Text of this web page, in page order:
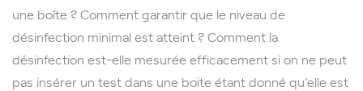
une boîte ? Comment garantir que le niveau de
désinfection minimal est atteint ? Comment la
désinfection est-elle mesurée efficacement si on ne peut
pas insérer un test dans une boite étant donné qu’elle est